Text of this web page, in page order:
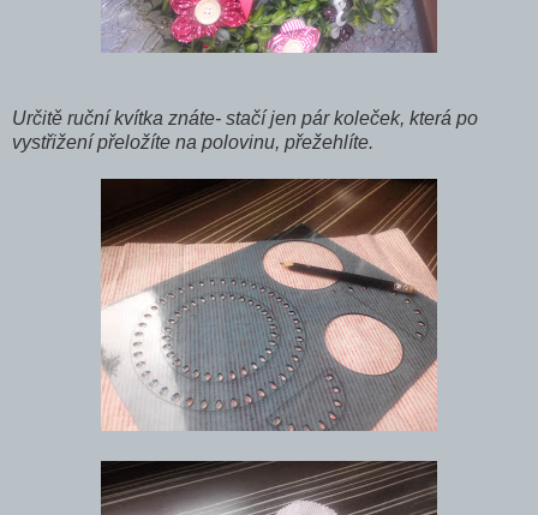
Určitě ruční kvítka znáte- stačí jen pár koleček, která po
vystřižení přeložíte na polovinu, přežehlíte.